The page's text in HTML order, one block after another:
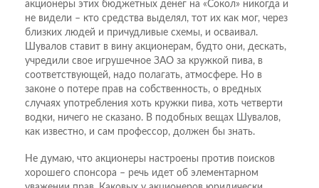
акционеры этих бюджетных денег на «Сокол» никогда и
не видели – кто средства выделял, тот их как мог, через
близких людей и причудливые схемы, и осваивал.
Шувалов ставит в вину акционерам, будто они, дескать,
учредили свое игрушечное ЗАО за кружкой пива, в
соответствующей, надо полагать, атмосфере. Но в
законе о потере прав на собственность, о вредных
случаях употребления хоть кружки пива, хоть четверти
водки, ничего не сказано. В подобных вещах Шувалов,
как известно, и сам профессор, должен бы знать.
Не думаю, что акционеры настроены против поисков
хорошего спонсора – речь идет об элементарном